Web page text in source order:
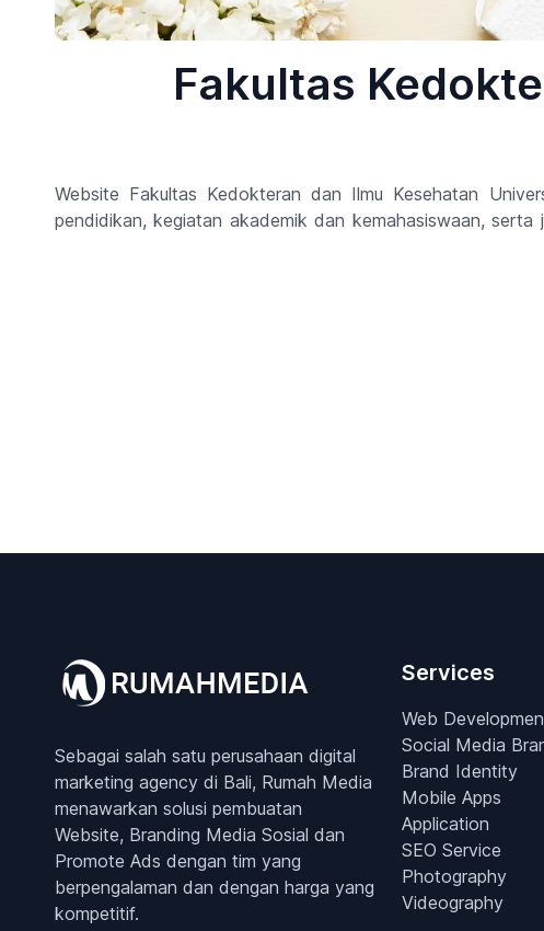
Fakultas
Website Fakultas Kedokteran dan Ilmu Kesehatan
pendidikan, kegiatan akademik dan kemahasiswaan, serta
Sebagai salah satu perusahaan digital
marketing agency di Bali, Rumah Media
menawarkan solusi pembuatan
Website, Branding Media Sosial dan
Promote Ads dengan tim yang
berpengalaman dan dengan harga yang
kompetitif.
Services
Web
Social Media
Brand Identity
Mobile Apps
Application
SEO Service
Photography
Videography